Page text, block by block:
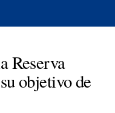
Reserva
objetivo de